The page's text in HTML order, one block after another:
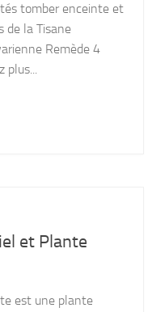
tomber enceinte et
de la Tisane
Remède 4
plus...
et Plante
est une plante